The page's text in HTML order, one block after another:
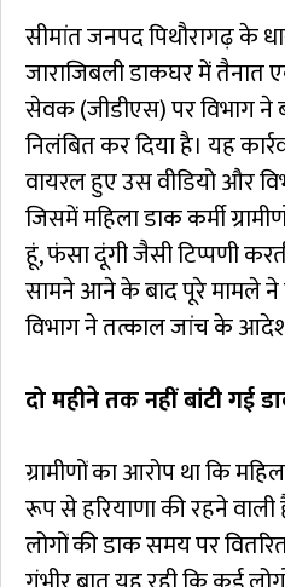
सीमांत जनपद पिथौरागढ़ के
जाराजिबली डाकघर में तैनात
सेवक (जीडीएस) पर विभाग ने
निलंबित कर दिया है। यह
वायरल हुए उस वीडियो और
जिसमें महिला डाक कर्मी
हूं, फंसा दूंगी जैसी टिप्पणी
सामने आने के बाद पूरे मामले
विभाग ने तत्काल जांच के
दो महीने तक नहीं बांटी गई
ग्रामीणों का आरोप था कि
रूप से हरियाणा की रहने
लोगों की डाक समय पर